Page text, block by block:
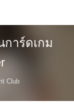
าร์ดเกม
Club